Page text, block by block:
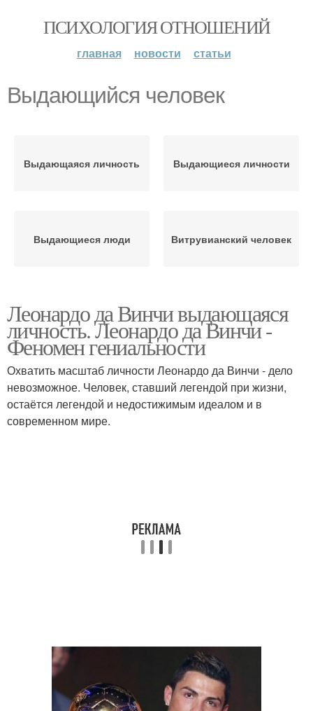
ПСИХОЛОГИЯ ОТНОШЕНИЙ
главная новости статьи
Выдающийся человек
Выдающаяся личность Выдающиеся личности
Выдающиеся люди Витрувианский человек
Леонардо да Винчи выдающаяся
личность. Леонардо да Винчи -
Феномен гениальности
Охватить масштаб личности Леонардо да Винчи - дело
невозможное. Человек, ставший легендой при жизни,
остаётся легендой и недостижимым идеалом и в
современном мире.